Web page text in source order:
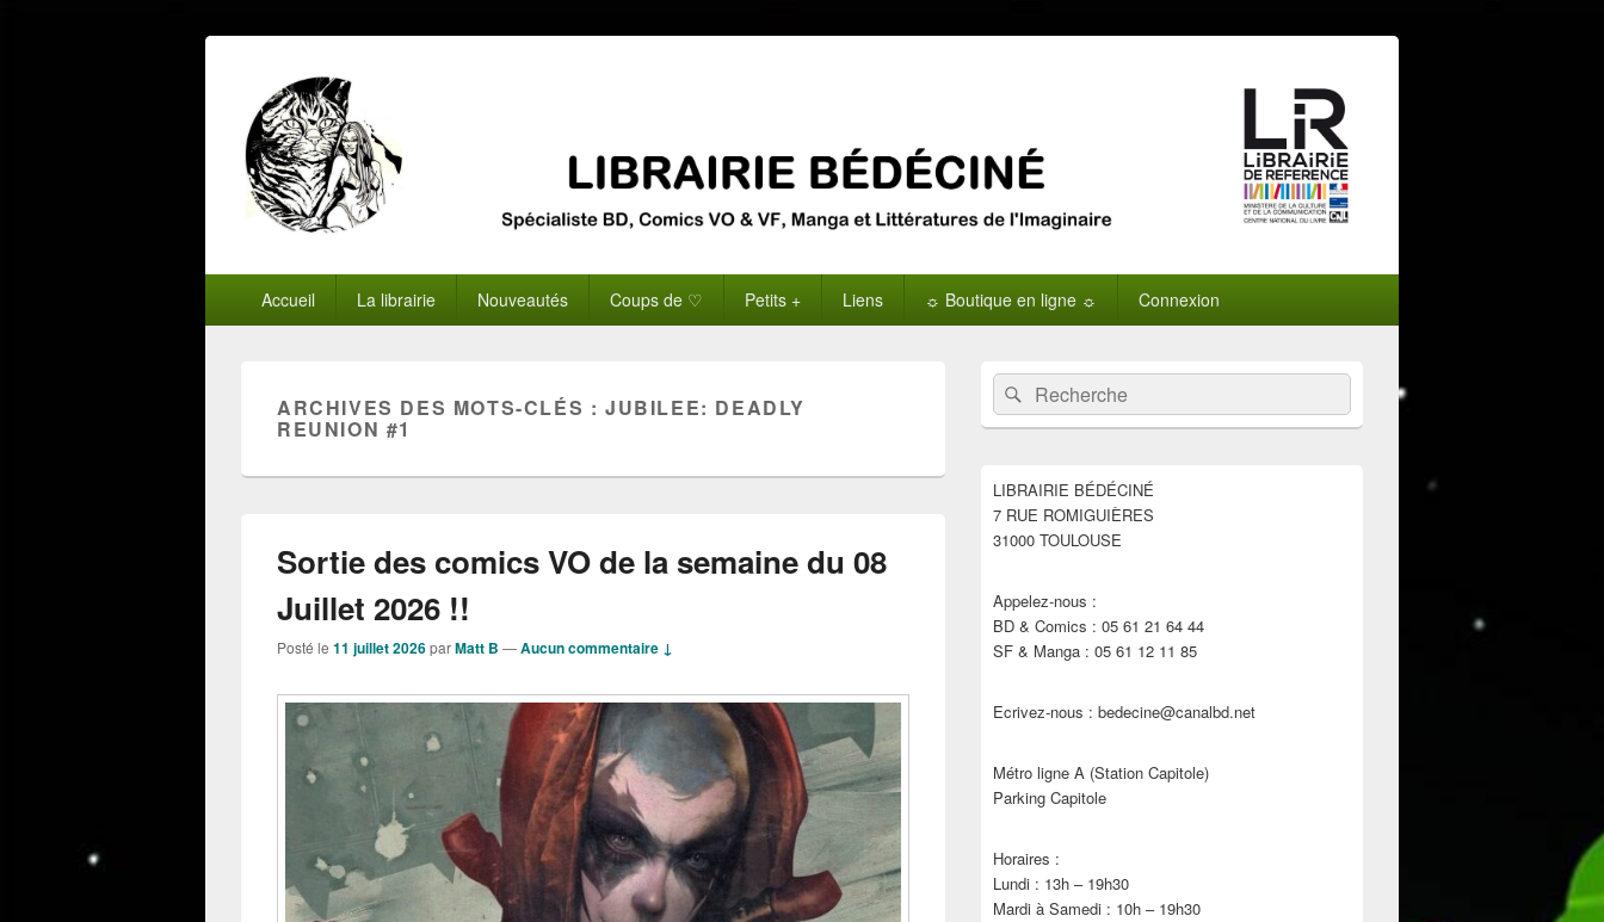
principalAccueil La librairie Nouveautés Coups de ♡ Petits + Liens ☼ Boutique en ligne ☼ Connexion
ARCHIVES DES MOTS-CLÉS :JUBILEE: DEADLY
REUNION #1
Sortie des comics VO de la semaine du 08
Juillet 2026 !!
Posté le 11 juillet 2026parMatt B —Aucun commentaire ↓
Zone
principale
de
widget
barre
latérale
Recherche :Rechercher
LIBRAIRIE BÉDÉCINÉ
7 RUE ROMIGUIÈRES
31000 TOULOUSE
Appelez-nous :
BD & Comics : 05 61 21 64 44
SF & Manga : 05 61 12 11 85
Ecrivez-nous : bedecine@canalbd.net
Métro ligne A (Station Capitole)
Parking Capitole
Horaires :
Lundi : 13h – 19h30
Mardi à Samedi : 10h – 19h30